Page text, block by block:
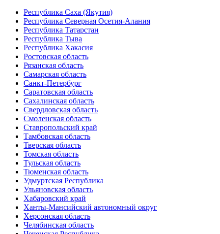
Республика Саха (Якутия)
Республика Северная Осетия-Алания
Республика Татарстан
Республика Тыва
Республика Хакасия
Ростовская область
Рязанская область
Самарская область
Санкт-Петербург
Саратовская область
Сахалинская область
Свердловская область
Смоленская область
Ставропольский край
Тамбовская область
Тверская область
Томская область
Тульская область
Тюменская область
Удмуртская Республика
Ульяновская область
Хабаровский край
Ханты-Мансийский автономный округ
Херсонская область
Челябинская область